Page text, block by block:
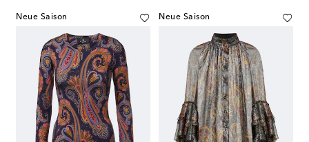
Neue Saison Neue Saison